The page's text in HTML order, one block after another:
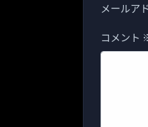
メールア
コメント